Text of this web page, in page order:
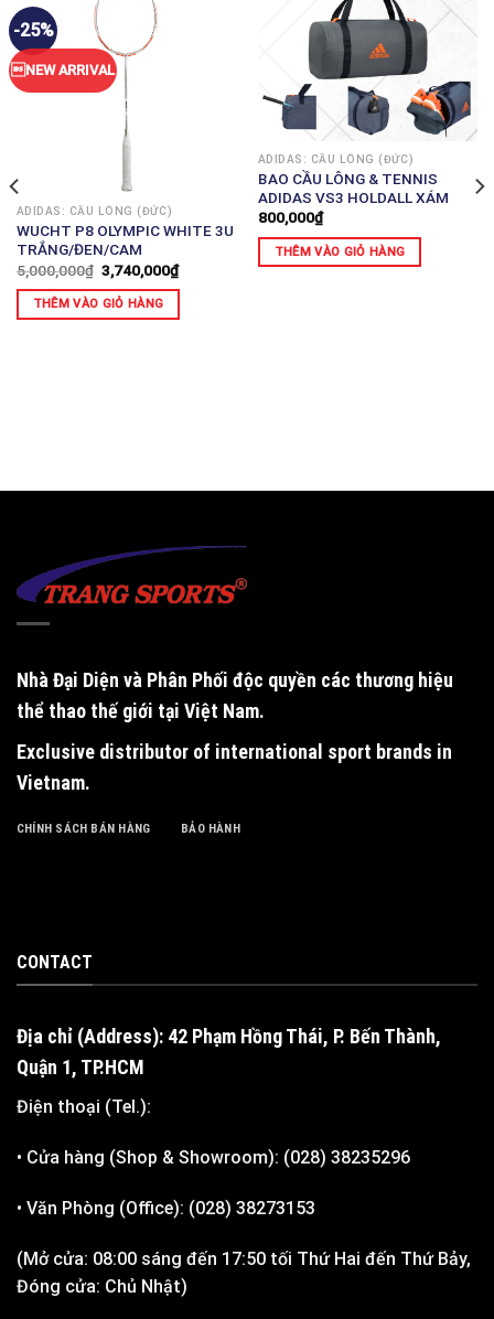
-25%
NEW ARRIVAL
ADIDAS: CẦU LÔNG (ĐỨC)
WUCHT P8 OLYMPIC WHITE 3U
TRẮNG/ĐEN/CAM
5,000,000₫ 3,740,000₫
THÊM VÀO GIỎ HÀNG
ADIDAS: CẦU LÔNG (ĐỨC)
BAO CẦU LÔNG & TENNIS
ADIDAS VS3 HOLDALL XÁM
800,000₫
THÊM VÀO GIỎ HÀNG
Nhà Đại Diện và Phân Phối độc quyền các thương hiệu
thể thao thế giới tại Việt Nam.
Exclusive distributor of international sport brands in
Vietnam.
CHÍNH SÁCH BÁN HÀNG BẢO HÀNH
CONTACT
Địa chỉ (Address): 42 Phạm Hồng Thái, P. Bến Thành,
Quận 1, TP.HCM
Điện thoại (Tel.):
• Cửa hàng (Shop & Showroom): (028) 38235296
• Văn Phòng (Office): (028) 38273153
(Mở cửa: 08:00 sáng đến 17:50 tối Thứ Hai đến Thứ Bảy,
Đóng cửa: Chủ Nhật)